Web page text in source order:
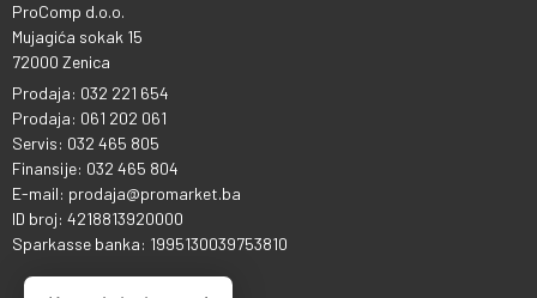
ProComp d.o.o.
Mujagića sokak 15
72000 Zenica
Prodaja: 032 221 654
Prodaja: 061 202 061
Servis: 032 465 805
Finansije: 032 465 804
E-mail: prodaja@promarket.ba
ID broj: 4218813920000
Sparkasse banka: 1995130039753810